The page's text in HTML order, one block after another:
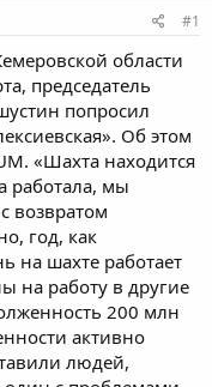
#1
области
председатель
попросил
Об этом
«Шахта находится
работала, мы
возвратом
год, как
на шахте работает
на работу в другие
200 млн
активно
людей,